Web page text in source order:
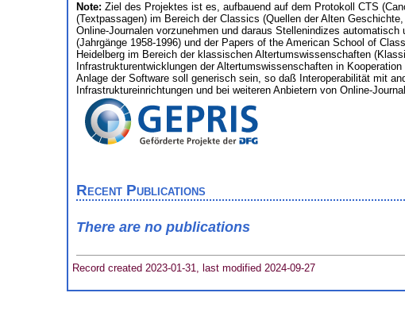
Note: Ziel des Projektes ist es, aufbauend auf dem Protokoll CTS
(Textpassagen) im Bereich der Classics (Quellen der Alten
Online-Journalen vorzunehmen und daraus Stellenindizes
(Jahrgänge 1958-1996) und der Papers of the American School of
Heidelberg im Bereich der klassischen Altertumswissenschaften
Infrastrukturentwicklungen der Altertumswissenschaften in
Anlage der Software soll generisch sein, so daß Interoperabilität mit
Infrastruktureinrichtungen und bei weiteren Anbietern von Online-
Recent Publications
There are no publications
Record created 2023-01-31, last modified 2024-09-27